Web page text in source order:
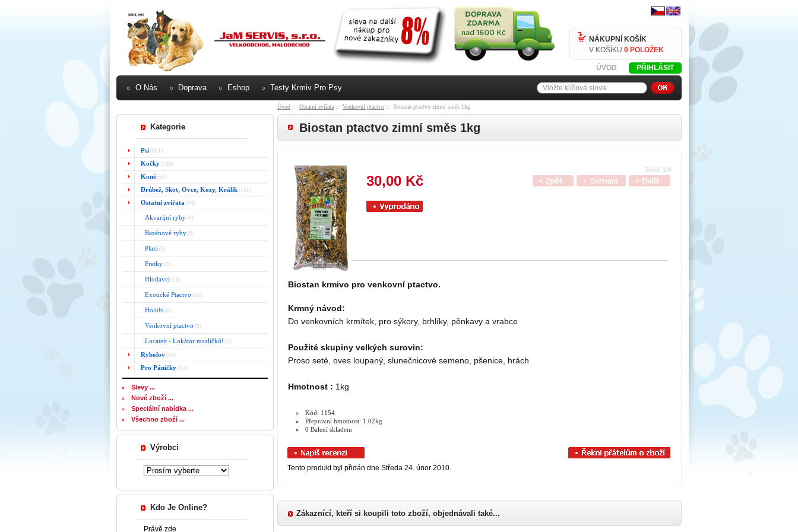
NÁKUPNÍ KOŠÍK
V KOŠÍKU 0 POLOŽEK
PŘIHLÁSIT
ÚVOD
O Nás Doprava Eshop Testy Krmiv Pro Psy
Kategorie
Psi (881)
Kočky (139)
Koně (50)
Drůbež, Skot, Ovce, Kozy, Králík (151)
Ostatní zvířata (94)
Akvarijní ryby (6)
Bazénové ryby (6)
Plazi (5)
Fretky (2)
Hlodavci (26)
Exotické Ptactvo (33)
Holubi (6)
Venkovní ptactvo (8)
Locateit - Lokátor mazlíčků! (2)
Rybolov (54)
Pro Páníčky (13)
Slevy ...
Nové zboží ...
Speciální nabídka ...
Všechno zboží ...
Výrobci
Kdo Je Online?
Právě zde
Úvod :: Ostatní zvířata :: Venkovní ptactvo :: Biostan ptactvo zimní směs 1kg
Biostan ptactvo zimní směs 1kg
Zboží 1/8
30,00 Kč
Biostan krmivo pro venkovní ptactvo.
Krmný návod:
Do venkovních krmítek, pro sýkory, brhlíky, pěnkavy a vrabce
Použité skupiny velkých surovin:
Proso seté, oves loupaný, slunečnicové semeno, pšenice, hrách
Hmotnost : 1kg
Kód: 1154
Přepravní hmotnost: 1.02kg
0 Balení skladem
Tento produkt byl přidán dne Středa 24. únor 2010.
Zákaznící, kteří si koupili toto zboží, objednávali také...